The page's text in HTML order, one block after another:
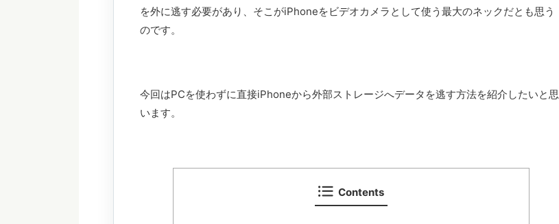
を外に逃す必要があり、そこがiPhoneをビデオカメラとして使う最大のネックだとも思う
のです。
今回はPCを使わずに直接iPhoneから外部ストレージへデータを逃す方法を紹介したいと思
います。
Contents